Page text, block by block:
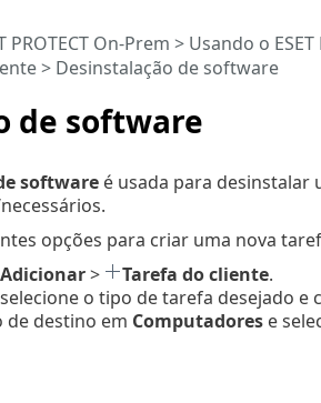
de software
PROTECT On-Prem > Usando o ESET
> Desinstalação de software
softwareé usada para desinstalar
opções para criar uma nova
Adicionar> Tarefa do cliente.
o tipo de tarefa desejado e
de destino em Computadorese